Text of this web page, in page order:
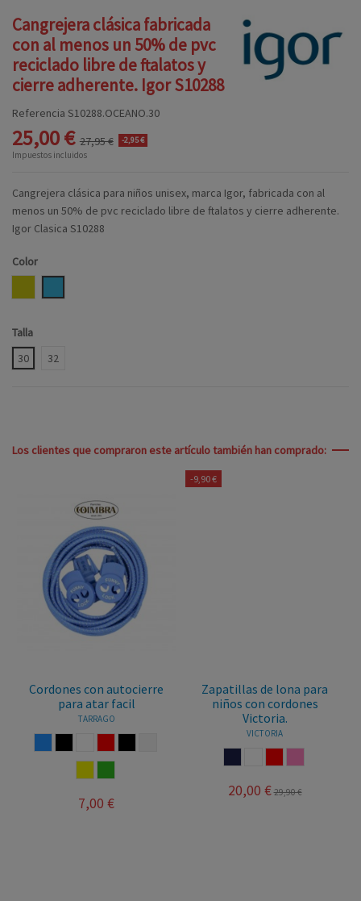
Cangrejera clásica fabricada
con al menos un 50% de pvc
reciclado libre de ftalatos y
cierre adherente. Igor S10288
Referencia S10288.OCEANO.30
25,00 € 27,95 € -2,95 €
Impuestos incluidos
Cangrejera clásica para niños unisex, marca Igor, fabricada con al
menos un 50% de pvc reciclado libre de ftalatos y cierre adherente.
Igor Clasica S10288
Color
Talla
30
32
Los clientes que compraron este artículo también han comprado:
Cordones con autocierre
para atar facil
TARRAGO
7,00 €
-9,90 €
Zapatillas de lona para
niños con cordones
Victoria.
VICTORIA
20,00 € 29,90 €